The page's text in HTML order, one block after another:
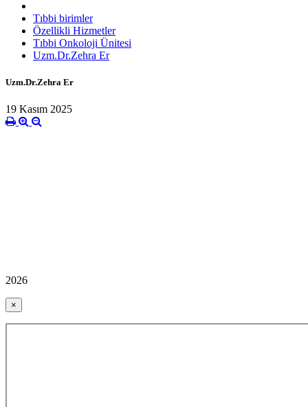
Tıbbi birimler
Özellikli Hizmetler
Tıbbi Onkoloji Ünitesi
Uzm.Dr.Zehra Er
Uzm.Dr.Zehra Er
19 Kasım 2025
2026
×